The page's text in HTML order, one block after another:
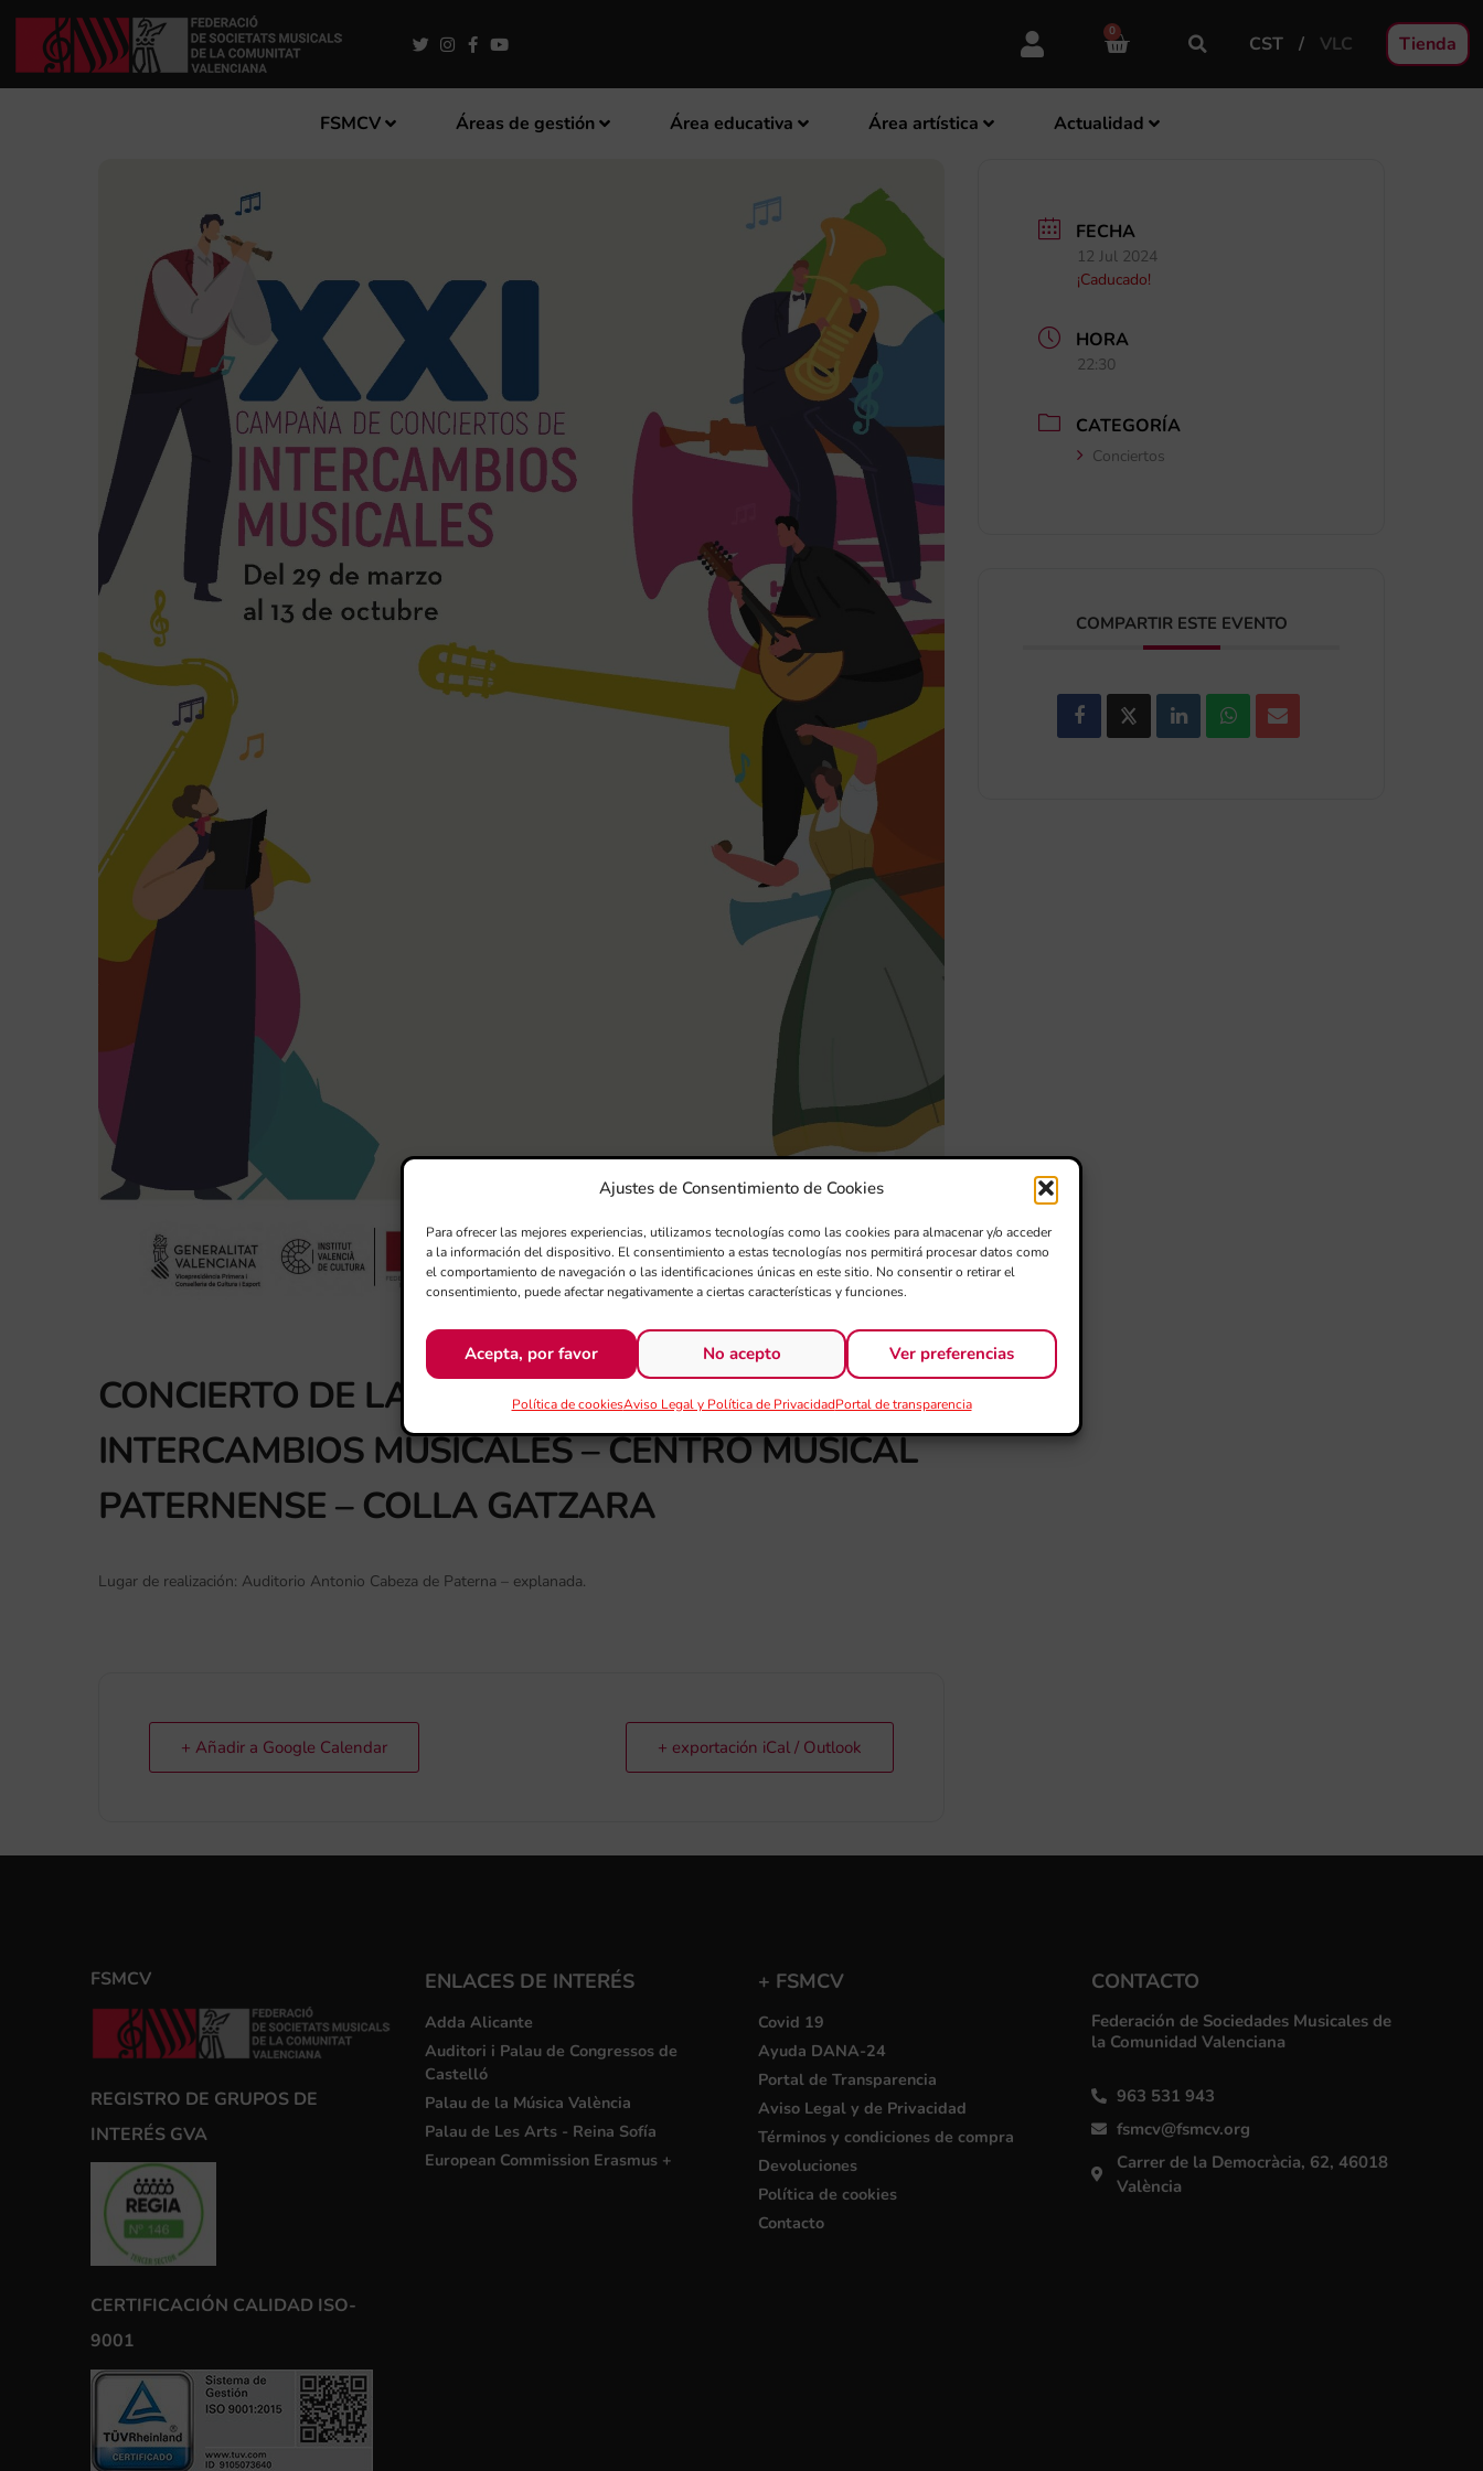
Ajustes de Consentimiento de Cookies
Para ofrecer las mejores experiencias, utilizamos tecnologías como las cookies para almacenar y/o acceder
a la información del dispositivo. El consentimiento a estas tecnologías nos permitirá procesar datos como
el comportamiento de navegación o las identificaciones únicas en este sitio. No consentir o retirar el
consentimiento, puede afectar negativamente a ciertas características y funciones.
Acepta, por favor No acepto Ver preferencias
Política de cookiesAviso Legal y Política de PrivacidadPortal de transparencia
0
CST VLC Tienda
FSMCV Áreas de gestión Área educativa Área artística Actualidad
CONCIERTO DE LA XXI CAMPAÑA DE
INTERCAMBIOS MUSICALES – CENTRO MUSICAL
PATERNENSE – COLLA GATZARA
Lugar de realización: Auditorio Antonio Cabeza de Paterna – explanada.
+ Añadir a Google Calendar + exportación iCal / Outlook
FECHA
12 Jul 2024
¡Caducado!
HORA
22:30
CATEGORÍA
Conciertos
COMPARTIR ESTE EVENTO
FSMCV
REGISTRO DE GRUPOS DE
INTERÉS GVA
CERTIFICACIÓN CALIDAD ISO-
9001
ENLACES DE INTERÉS
Adda Alicante
Auditori i Palau de Congressos de
Castelló
Palau de la Música València
Palau de Les Arts - Reina Sofía
European Commission Erasmus +
+ FSMCV
Covid 19
Ayuda DANA-24
Portal de Transparencia
Aviso Legal y de Privacidad
Términos y condiciones de compra
Devoluciones
Política de cookies
Contacto
CONTACTO
Federación de Sociedades Musicales de
la Comunidad Valenciana
963 531 943
fsmcv@fsmcv.org
Carrer de la Democràcia, 62, 46018
València